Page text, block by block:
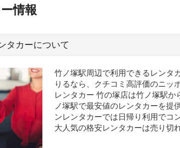
情報
タカーについて
竹ノ塚駅周辺で利用できるレンタ
りるなら、クチコミ高評価のニッ
レンタカー 竹の塚店は竹ノ塚駅
ノ塚駅で最安値のレンタカーを提
ンレンタカーでは日帰り利用でコ
大人気の格安レンタカーは売り切